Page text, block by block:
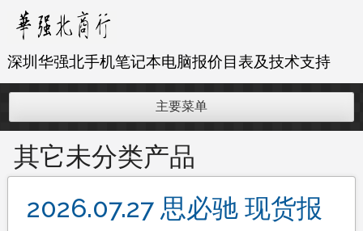
内深圳华强北手机笔记本电脑报价目表及技术支持
主要菜单
其它未分类产品
2026.07.27 思必驰 现货报